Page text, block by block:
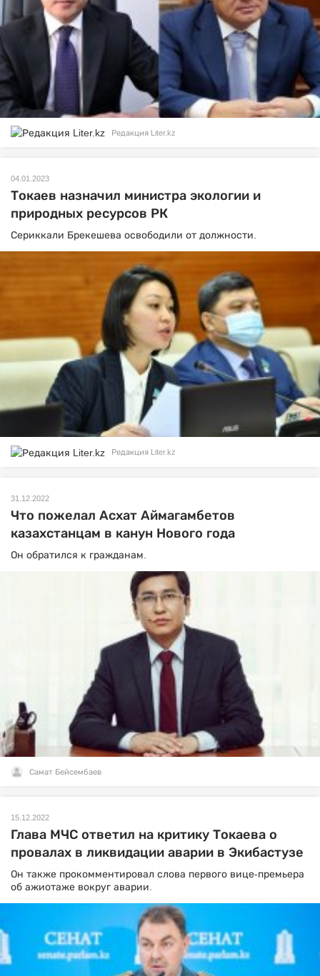
Редакция Liter.kz
04.01.2023
Токаев назначил министра экологии и
природных ресурсов РК
Сериккали Брекешева освободили от должности.
Редакция Liter.kz
31.12.2022
Что пожелал Асхат Аймагамбетов
казахстанцам в канун Нового года
Он обратился к гражданам.
Самат Бейсембаев
15.12.2022
Глава МЧС ответил на критику Токаева о
провалах в ликвидации аварии в Экибастузе
Он также прокомментировал слова первого вице-премьера
об ажиотаже вокруг аварии.